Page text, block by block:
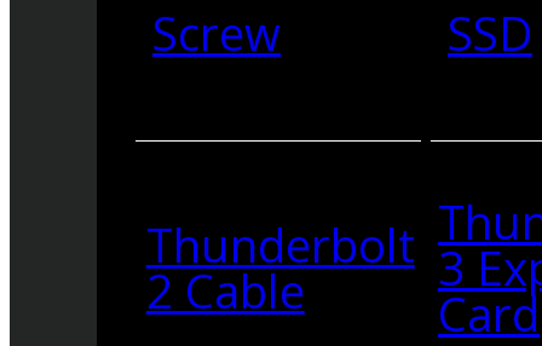
Screw SSD
Thunderbolt
2 Cable 3
Card